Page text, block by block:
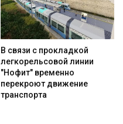
В связи с прокладкой
легкорельсовой линии
"Нофит" временно
перекроют движение
транспорта